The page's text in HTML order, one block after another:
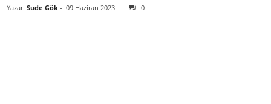
Yazar: Sude Gök - 09 Haziran 2023 0